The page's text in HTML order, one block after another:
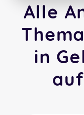
Alle
in